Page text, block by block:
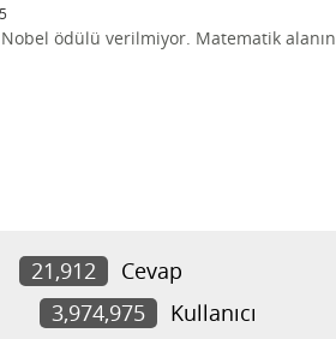
ödülü verilmiyor. Matematik
21,912
Cevap
3,974,975 Kullanıcı